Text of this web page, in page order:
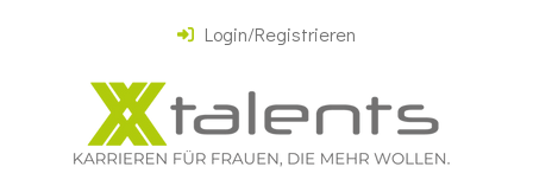
Login/Registrieren